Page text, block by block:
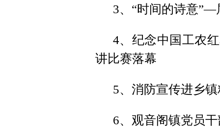
3、“时间的诗意”—
4、纪念中国工农
讲比赛落幕
5、消防宣传进乡
6、观音阁镇党员